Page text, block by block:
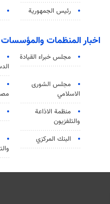
رئيس الجمهورية
اخبار المنظمات والمؤسسات
مجلس خبراء القيادة
مجلس الشورى
الاسلامي
منظمة الاذاعة
والتلفزیون
البنك المركزي